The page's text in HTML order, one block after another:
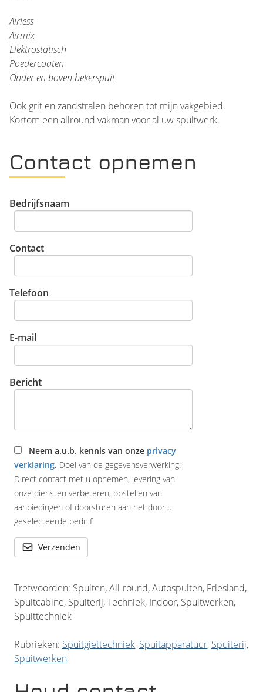
Airless
Airmix
Elektrostatisch
Poedercoaten
Onder en boven bekerspuit
Ook grit en zandstralen behoren tot mijn vakgebied.
Kortom een allround vakman voor al uw spuitwerk.
Contact opnemen
Bedrijfsnaam
Contact
Telefoon
E-mail
Bericht
Neem a.u.b. kennis van onze privacy
verklaring. Doel van de gegevensverwerking:
Direct contact met u opnemen, levering van
onze diensten verbeteren, opstellen van
aanbiedingen of doorsturen aan het door u
geselecteerde bedrijf.
Verzenden
Trefwoorden: Spuiten, All-round, Autospuiten, Friesland,
Spuitcabine, Spuiterij, Techniek, Indoor, Spuitwerken,
Spuittechniek
Rubrieken: Spuitgiettechniek, Spuitapparatuur, Spuiterij,
Spuitwerken